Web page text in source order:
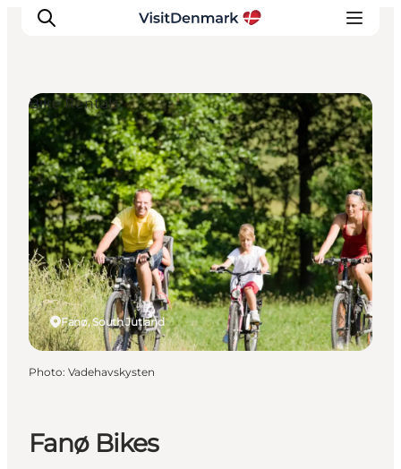
Inspirations
Destinations
Quoi faire
Hébergements
Planifiez votre voyage
Fanø Bikes
Fanø, South Jutland
Bike Rentals
Photo: Vadehavskysten